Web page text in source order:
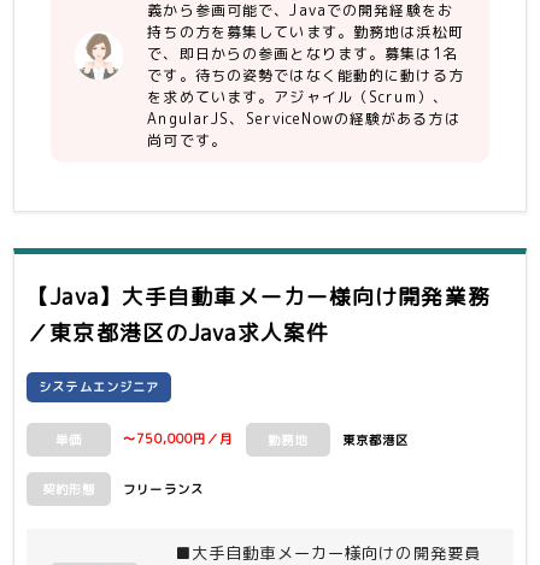
【尚可】
・アジャイル（Scrum）経験
・Angular js経験
・Service Now経験
義から参画可能で、Javaでの開発経験をお
持ちの方を募集しています。勤務地は浜松町
で、即日からの参画となります。募集は1名
です。待ちの姿勢ではなく能動的に動ける方
を求めています。アジャイル（Scrum）、
AngularJS、ServiceNowの経験がある方は
尚可です。
【Java】大手自動車メーカー様向け開発業務
／東京都港区のJava求人案件
システムエンジニア
単価 〜750,000円／月 勤務地 東京都港区
契約形態 フリーランス
■大手自動車メーカー様向けの開発要員